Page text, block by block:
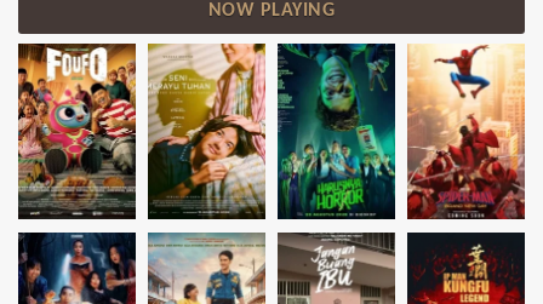
NOW PLAYING